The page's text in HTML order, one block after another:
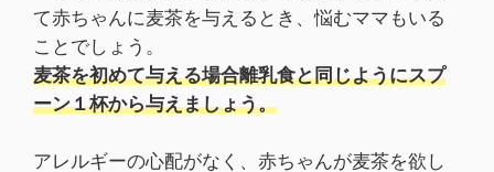
て赤ちゃんに麦茶を与えるとき、悩むママもいる
ことでしょう。
麦茶を初めて与える場合離乳食と同じようにスプ
ーン１杯から与えましょう。
アレルギーの心配がなく、赤ちゃんが麦茶を欲し